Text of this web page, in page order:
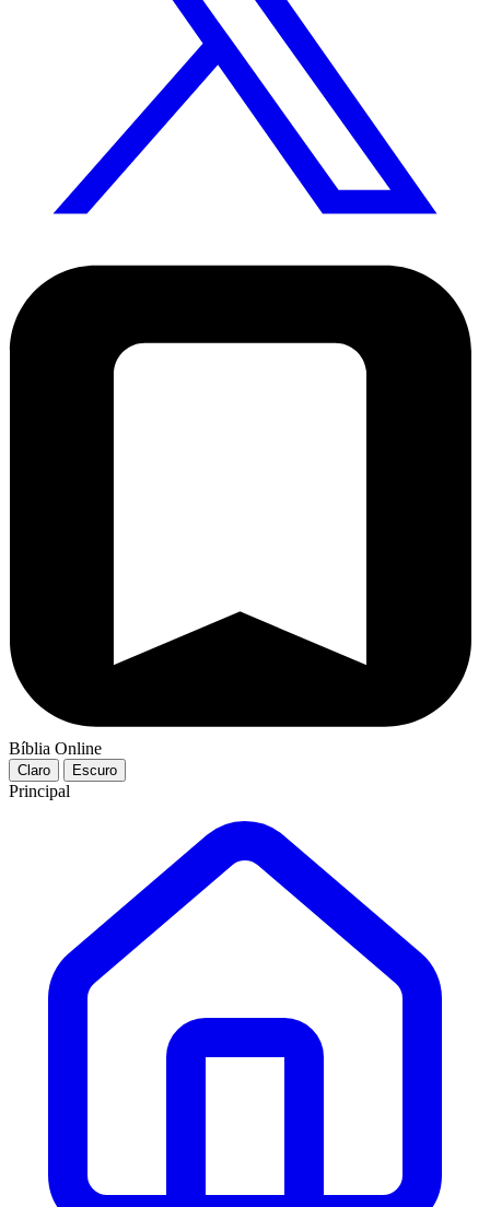
Bíblia Online
Claro Escuro
Principal